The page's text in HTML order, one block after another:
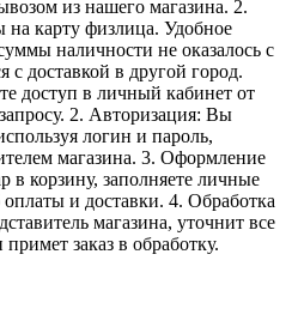
из нашего магазина. 2.
на карту физлица. Удобное
наличности не оказалось с
с доставкой в другой город.
доступ в личный кабинет от
2. Авторизация: Вы
логин и пароль,
магазина. 3. Оформление
в корзину, заполняете личные
и доставки. 4. Обработка
магазина, уточнит все
заказ в обработку.